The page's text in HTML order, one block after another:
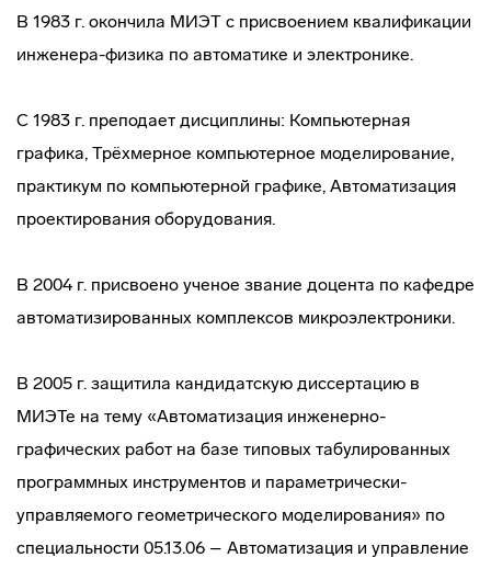
В 1983 г. окончила МИЭТ с присвоением квалификации
инженера-физика по автоматике и электронике.
С 1983 г. преподает дисциплины: Компьютерная
графика, Трёхмерное компьютерное моделирование,
практикум по компьютерной графике, Автоматизация
проектирования оборудования.
В 2004 г. присвоено ученое звание доцента по кафедре
автоматизированных комплексов микроэлектроники.
В 2005 г. защитила кандидатскую диссертацию в
МИЭТе на тему «Автоматизация инженерно-
графических работ на базе типовых табулированных
программных инструментов и параметрически-
управляемого геометрического моделирования» по
специальности 05.13.06 – Автоматизация и управление